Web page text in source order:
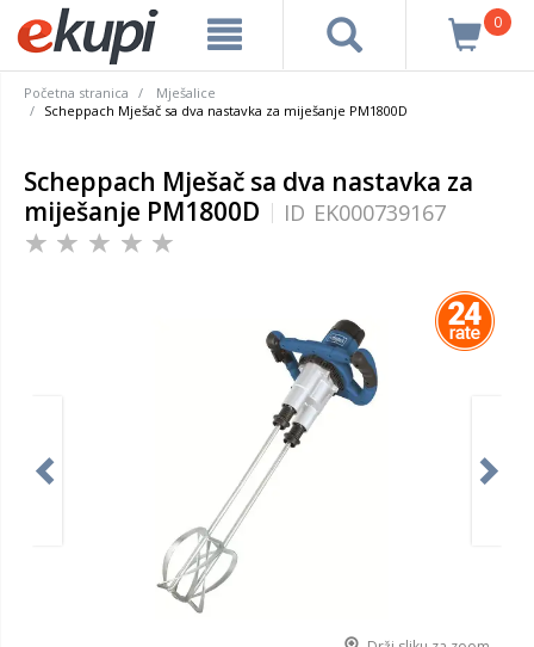
0
Početna stranica
Mješalice
Scheppach Mješač sa dva nastavka za miješanje PM1800D
Scheppach Mješač sa dva nastavka za
miješanje PM1800D
ID EK000739167